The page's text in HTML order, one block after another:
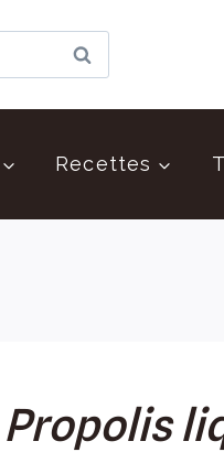
Recettes
Propolis